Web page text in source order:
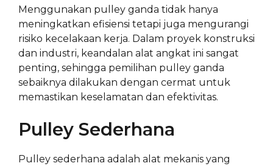
Menggunakan pulley ganda tidak hanya
meningkatkan efisiensi tetapi juga mengurangi
risiko kecelakaan kerja. Dalam proyek konstruksi
dan industri, keandalan alat angkat ini sangat
penting, sehingga pemilihan pulley ganda
sebaiknya dilakukan dengan cermat untuk
memastikan keselamatan dan efektivitas.
Pulley Sederhana
Pulley sederhana adalah alat mekanis yang